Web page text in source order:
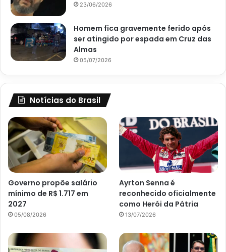
23/06/2026
Homem fica gravemente ferido após
ser atingido por espada em Cruz das
Almas
05/07/2026
Notícias do Brasil
Governo propõe salário
mínimo de R$ 1.717 em
2027
05/08/2026
Ayrton Senna é
reconhecido oficialmente
como Herói da Pátria
13/07/2026